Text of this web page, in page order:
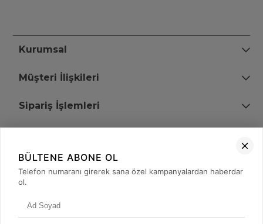
Kurumsal
Müşteri İlişkileri
Sipariş İşlemleri
+90 (850) 473 08 08
BÜLTENE ABONE OL
Telefon numaranı girerek sana özel kampanyalardan haberdar
ol.